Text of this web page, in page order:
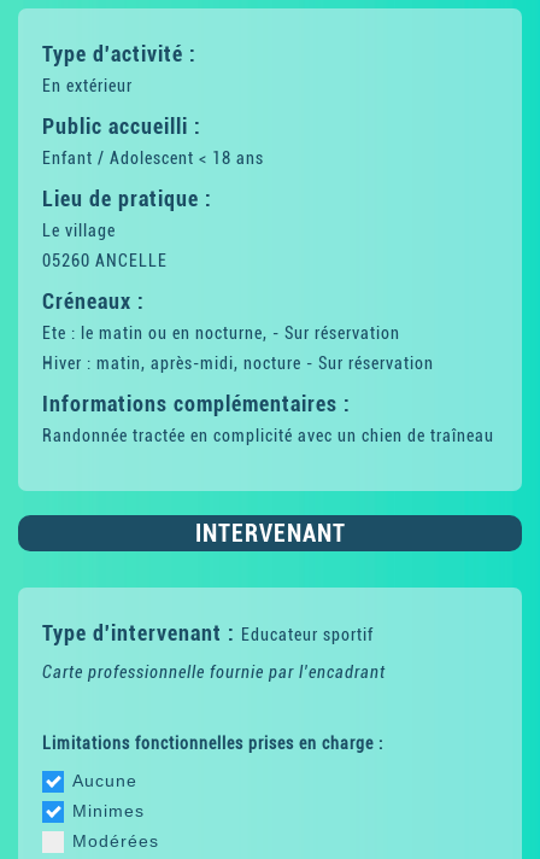
Type d'activité :
En extérieur
Public accueilli :
Enfant / Adolescent < 18 ans
Lieu de pratique :
Le village
05260 ANCELLE
Créneaux :
Ete : le matin ou en nocturne, - Sur réservation
Hiver : matin, après-midi, nocture - Sur réservation
Informations complémentaires :
Randonnée tractée en complicité avec un chien de traîneau
INTERVENANT
Type d'intervenant : Educateur sportif
Carte professionnelle fournie par l'encadrant
Limitations fonctionnelles prises en charge :
Aucune
Minimes
Modérées